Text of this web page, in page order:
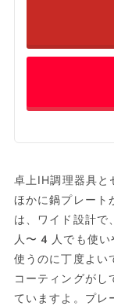
卓上IH調理器具と
ほかに鍋プレート
は、ワイド設
人〜4人でも使い
使うのに丁度よい
コーティングがし
ていますよ。プレ